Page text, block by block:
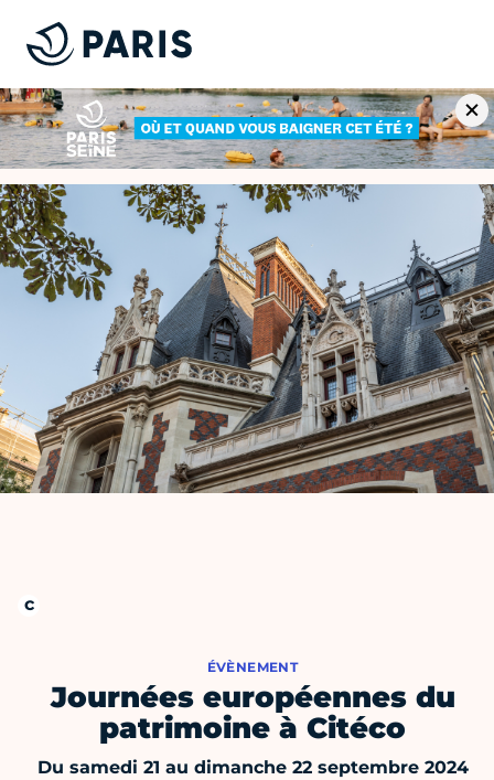
ÉVÈNEMENT
Journées européennes du
patrimoine à Citéco
Du samedi 21 au dimanche 22 septembre 2024